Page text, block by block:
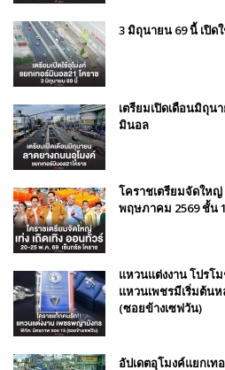
3 มิถุนายน 69 นี้ เปิ
เตรียมเปิดเดือนมิถุน
มินอล
โคราชเตรียมจัดใหญ่
พฤษภาคม 2569 ชั้น
แหวนแต่งงาน โปรโ
แหวนเพชรมีเริ่มต้น
(ซอยข้างเซฟวัน)
อัปเดตอุโมงค์แยกเ